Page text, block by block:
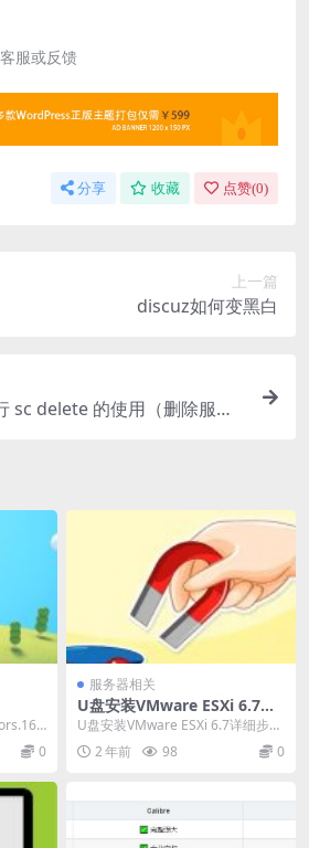
服或反馈
分享 收藏 点赞(0)
上一篇
discuz如何变黑白
sc delete 的使用（删除服务
0
服务器相关
U盘安装VMware ESXi 6.7详
细步骤
U盘安装VMware ESXi 6.7详细步骤
相关环境及下载链接： 戴尔Pow...
2 年前 98 0